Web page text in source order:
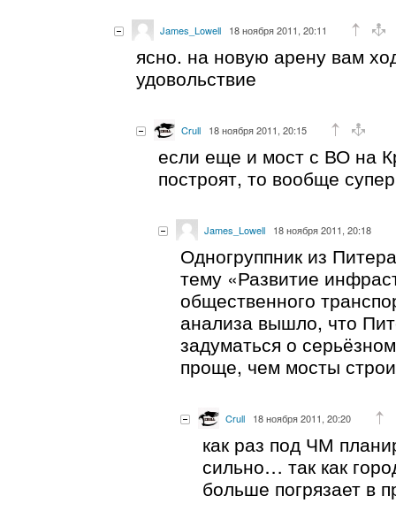
James_Lowell 18 ноября 2011, 20:11
ясно. на новую арену вам
удовольствие
Crull 18 ноября 2011, 20:15
если еще и мост с ВО на
построят, то вообще
James_Lowell 18 ноября 2011, 20:18
Одногруппник из
тему «Развитие
общественного
анализа вышло, что
задуматься о
проще, чем мосты
Crull 18 ноября 2011, 20:20
как раз под ЧМ
сильно… так как
больше погрязает в